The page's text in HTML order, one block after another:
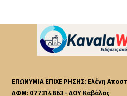
ΕΠΩΝΥΜΙΑ ΕΠΙΧΕΙΡΗΣΗΣ: Ελένη
ΑΦΜ: 077314863 - ΔΟΥ Καβάλας